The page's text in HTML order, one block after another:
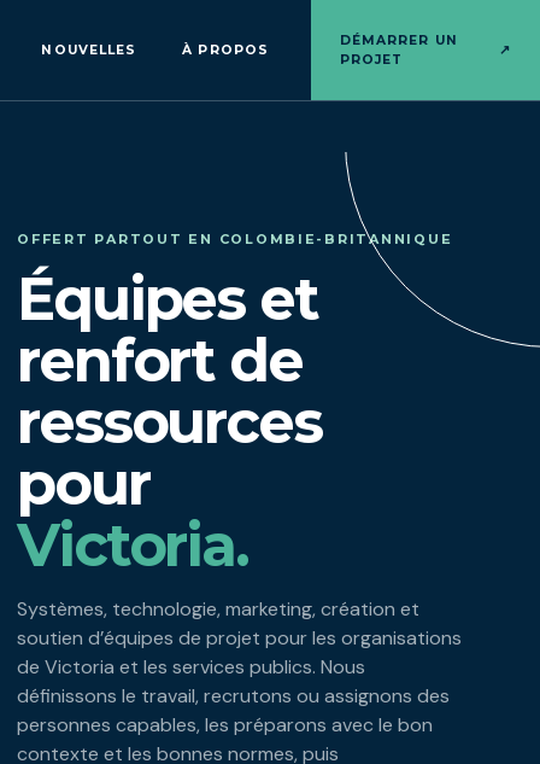
NOUVELLES À PROPOS
DÉMARRER UN
PROJET
↗
OFFERT PARTOUT EN COLOMBIE-BRITANNIQUE
Équipes et
renfort de
ressources
pour
Victoria.
Systèmes, technologie, marketing, création et
soutien d’équipes de projet pour les organisations
de Victoria et les services publics. Nous
définissons le travail, recrutons ou assignons des
personnes capables, les préparons avec le bon
contexte et les bonnes normes, puis